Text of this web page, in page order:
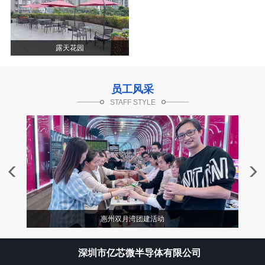
露天花园
员工风采
STAFF STYLE
惠州双月湾团建活动
深圳市亿芯微半导体有限公司